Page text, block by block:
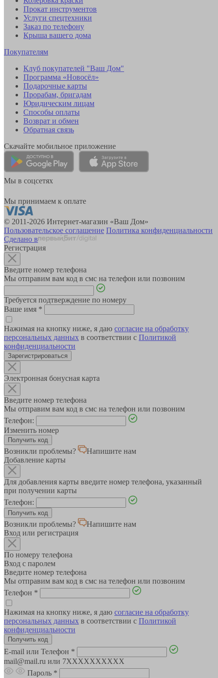
Прокат инструментов
Услуги спецтехники
Заказ по телефону
Крыша вашего дома
Покупателям
Клуб покупателей "Ваш Дом"
Программа «Новосёл»
Подарочные карты
Прорабам, бригадам
Юридическим лицам
Способы оплаты
Возврат и обмен
Обратная связь
Скачайте мобильное приложение
Мы в соцсетях
Мы принимаем к оплате
© 2011-2026 Интернет-магазин «Ваш Дом»
Пользовательское соглашение Политика конфиденциальности
Сделано в
Регистрация
Введите номер телефона
Мы отправим вам код в смс на телефон или позвоним
Требуется подтверждение по номеру
Ваше имя *
Нажимая на кнопку ниже, я даю согласие на обработку
персональных данных в соответствии с Политикой
конфиденциальности
Зарегистрироваться
Электронная бонусная карта
Введите номер телефона
Мы отправим вам код в смс на телефон или позвоним
Телефон:
Изменить номер
Возникли проблемы?
Напишите нам
Добавление карты
Для добавления карты введите номер телефона, указанный
при получении карты
Телефон:
Возникли проблемы?
Напишите нам
Вход или регистрация
По номеру телефона
Вход с паролем
Введите номер телефона
Мы отправим вам код в смс на телефон или позвоним
Телефон *
Нажимая на кнопку ниже, я даю согласие на обработку
персональных данных в соответствии с Политикой
конфиденциальности
E-mail или Телефон *
mail@mail.ru или 7XXXXXXXXXX
Пароль *